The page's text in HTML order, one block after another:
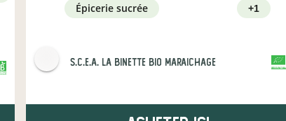
épicerie sucrée
+1
s.c.e.a. la binette bio maraichage